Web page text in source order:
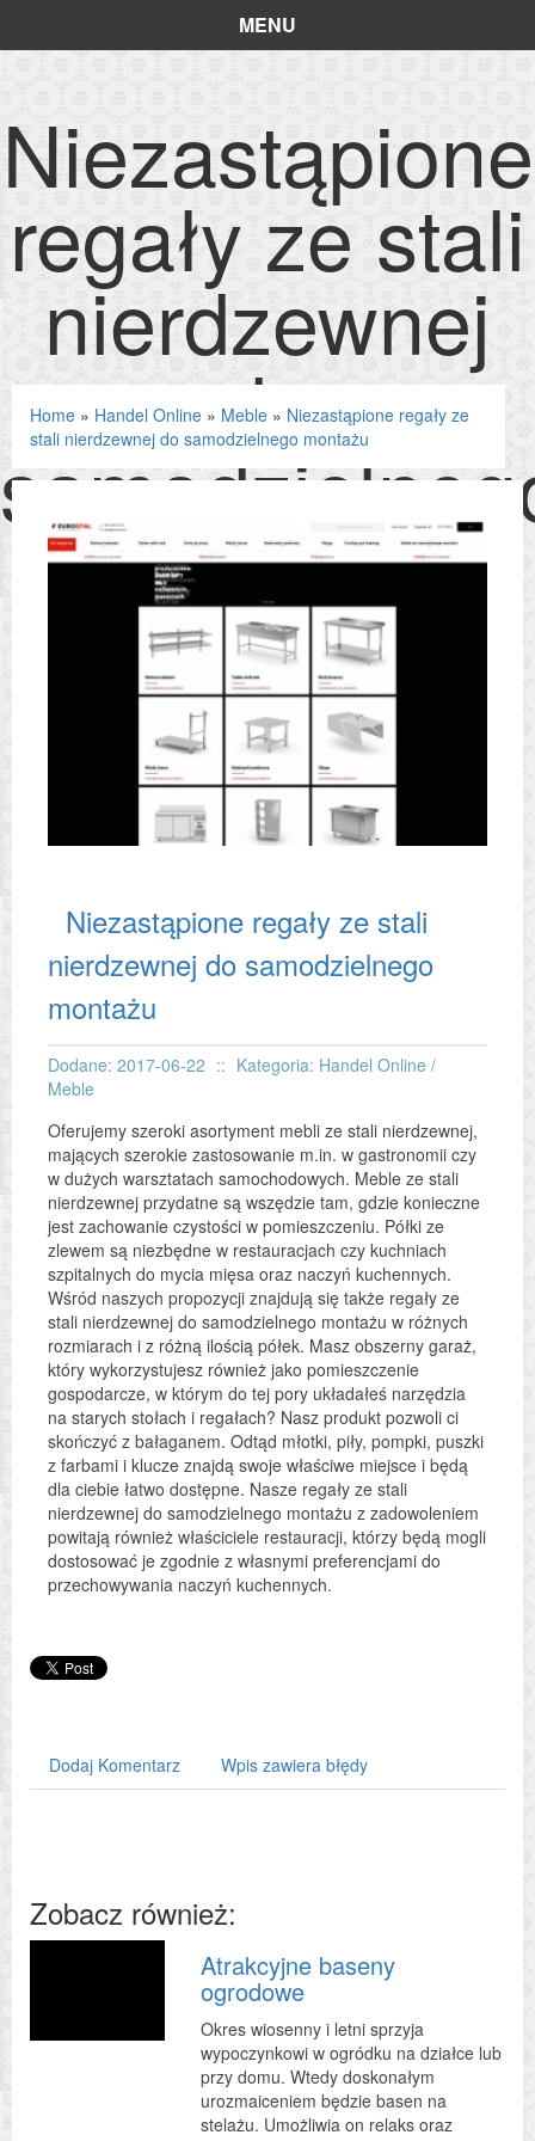
MENU
Niezastąpione
regały ze stali
nierdzewnej
do
montażu
Home » Handel Online » Meble » Niezastąpione regały ze
stali nierdzewnej do samodzielnego montażu
Niezastąpione regały ze stali
nierdzewnej do samodzielnego
montażu
Dodane: 2017-06-22 :: Kategoria: Handel Online /
Meble
Oferujemy szeroki asortyment mebli ze stali nierdzewnej,
mających szerokie zastosowanie m.in. w gastronomii czy
w dużych warsztatach samochodowych. Meble ze stali
nierdzewnej przydatne są wszędzie tam, gdzie konieczne
jest zachowanie czystości w pomieszczeniu. Półki ze
zlewem są niezbędne w restauracjach czy kuchniach
szpitalnych do mycia mięsa oraz naczyń kuchennych.
Wśród naszych propozycji znajdują się także regały ze
stali nierdzewnej do samodzielnego montażu w różnych
rozmiarach i z różną ilością półek. Masz obszerny garaż,
który wykorzystujesz również jako pomieszczenie
gospodarcze, w którym do tej pory układałeś narzędzia
na starych stołach i regałach? Nasz produkt pozwoli ci
skończyć z bałaganem. Odtąd młotki, piły, pompki, puszki
z farbami i klucze znajdą swoje właściwe miejsce i będą
dla ciebie łatwo dostępne. Nasze regały ze stali
nierdzewnej do samodzielnego montażu z zadowoleniem
powitają również właściciele restauracji, którzy będą mogli
dostosować je zgodnie z własnymi preferencjami do
przechowywania naczyń kuchennych.
Dodaj Komentarz Wpis zawiera błędy
Zobacz również:
Atrakcyjne baseny
ogrodowe
Okres wiosenny i letni sprzyja
wypoczynkowi w ogródku na działce lub
przy domu. Wtedy doskonałym
urozmaiceniem będzie basen na
stelażu. Umożliwia on relaks oraz